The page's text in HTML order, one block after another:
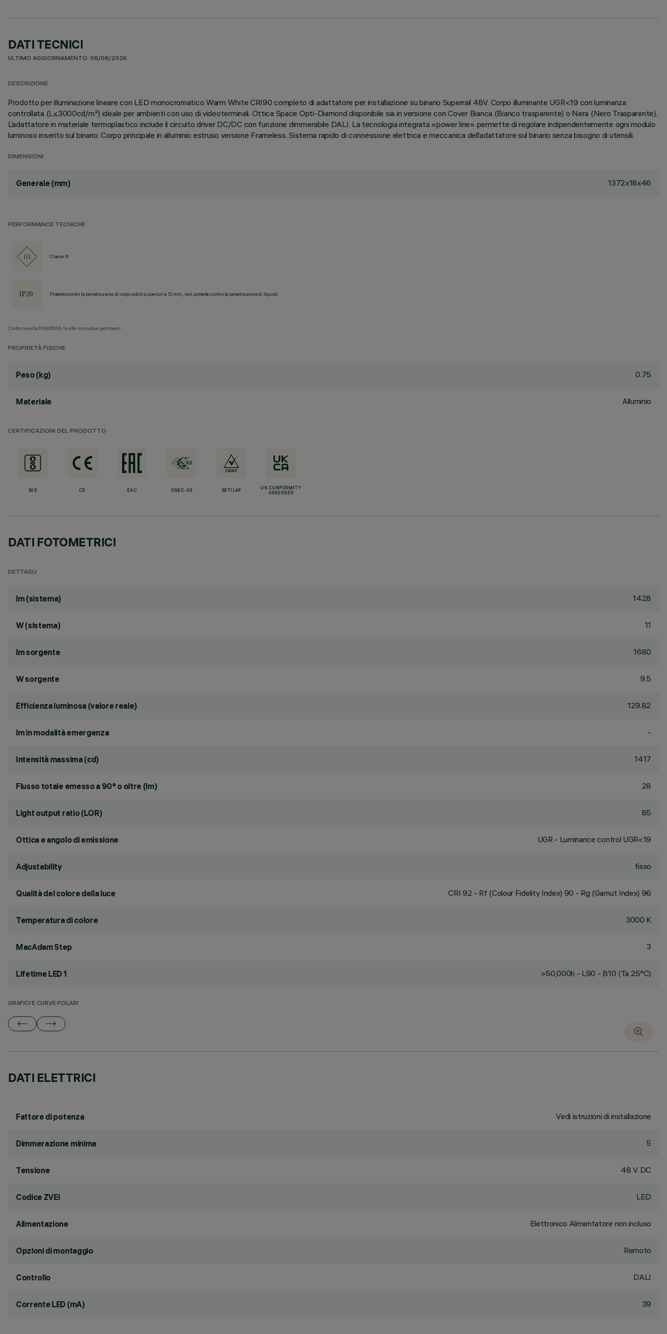
DATI TECNICI
ULTIMO AGGIORNAMENTO: 06/08/2026
DESCRIZIONE
Prodotto per illuminazione lineare con LED monocromatico Warm White CRI90 completo di adattatore per installazione su binario Superrail 48V. Corpo illuminante UGR<19 con luminanza
controllata (L≤3000cd/m²) ideale per ambienti con uso di videoterminali. Ottica Space Opti-Diamond disponibile sia in versione con Cover Bianca (Bianco trasparente) o Nera (Nero Trasparente).
L’adattatore in materiale termoplastico include il circuito driver DC/DC con funzione dimmerabile DALI. La tecnologia integrata «power line» permette di regolare indipendentemente ogni modulo
luminoso inserito sul binario. Corpo principale in alluminio estruso versione Frameless. Sistema rapido di connessione elettrica e meccanica dell’adattatore sul binario senza bisogno di utensili.
DIMENSIONI
Generale (mm) 1372x18x46
PERFORMANCE TECNICHE
Classe III
Protetto contro la penetrazione di corpi solidi superiori a 12 mm, non protetto contro la penetrazione di liquidi.
Conforme alla EN60598-1 e alle normative pertinenti.
PROPRIETÀ FISICHE
Peso (kg) 0.75
Materiale Alluminio
CERTIFICAZIONI DEL PRODOTTO
BIS CE EAC ENEC-03 RETILAP
UK CONFORMITY
ASSESSED
DATI FOTOMETRICI
DETTAGLI
lm (sistema) 1428
W (sistema) 11
lm sorgente 1680
W sorgente 9.5
Efficienza luminosa (valore reale) 129.82
lm in modalità emergenza -
Intensità massima (cd) 1417
Flusso totale emesso a 90° o oltre (lm) 28
Light output ratio (LOR) 85
Ottica e angolo di emissione UGR - Luminance control UGR<19
Adjustability fisso
Qualità del colore della luce CRI 92 - Rf (Colour Fidelity Index) 90 - Rg (Gamut Index) 96
Temperatura di colore 3000 K
MacAdam Step 3
Lifetime LED 1 >50,000h - L90 - B10 (Ta 25°C)
GRAFICI E CURVE POLARI
DATI ELETTRICI
Fattore di potenza Vedi istruzioni di installazione
Dimmerazione minima 5
Tensione 48 V DC
Codice ZVEI LED
Alimentazione Elettronico Alimentatore non incluso
Opzioni di montaggio Remoto
Controllo DALI
Corrente LED (mA) 39